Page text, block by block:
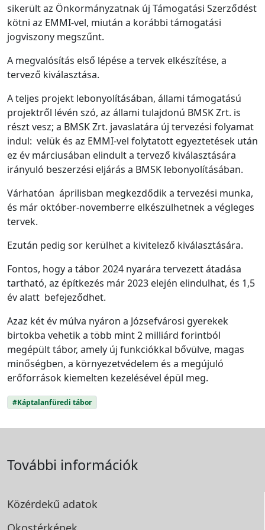
sikerült az Önkormányzatnak új Támogatási Szerződést
kötni az EMMI-vel, miután a korábbi támogatási
jogviszony megszűnt.
A megvalósítás első lépése a tervek elkészítése, a
tervező kiválasztása.
A teljes projekt lebonyolításában, állami támogatású
projektről lévén szó, az állami tulajdonú BMSK Zrt. is
részt vesz; a BMSK Zrt. javaslatára új tervezési folyamat
indul: velük és az EMMI-vel folytatott egyeztetések után
ez év márciusában elindult a tervező kiválasztására
irányuló beszerzési eljárás a BMSK lebonyolításában.
Várhatóan áprilisban megkezdődik a tervezési munka,
és már október-novemberre elkészülhetnek a végleges
tervek.
Ezután pedig sor kerülhet a kivitelező kiválasztására.
Fontos, hogy a tábor 2024 nyarára tervezett átadása
tartható, az építkezés már 2023 elején elindulhat, és 1,5
év alatt befejeződhet.
Azaz két év múlva nyáron a Józsefvárosi gyerekek
birtokba vehetik a több mint 2 milliárd forintból
megépült tábor, amely új funkciókkal bővülve, magas
minőségben, a környezetvédelem és a megújuló
erőforrások kiemelten kezelésével épül meg.
#Káptalanfüredi tábor
További információk
Közérdekű adatok